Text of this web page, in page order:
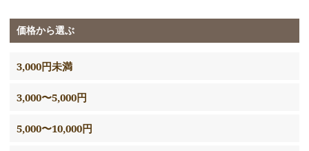
価格から選ぶ
3,000円未満
3,000〜5,000円
5,000〜10,000円